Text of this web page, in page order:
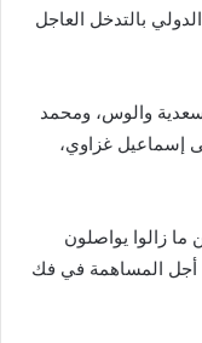
بالتدخل العاجل
والوس، ومحمد
إسماعيل غزاوي،
ما زالوا يواصلون
أجل المساهمة في فك